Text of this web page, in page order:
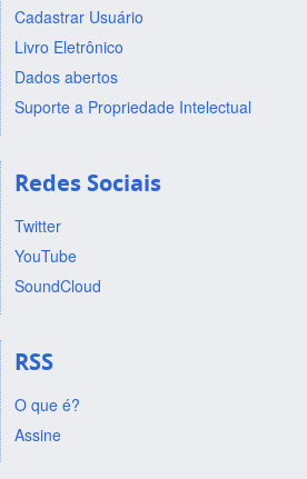
Cadastrar Usuário
Livro Eletrônico
Dados abertos
Suporte a Propriedade Intelectual
Redes Sociais
Twitter
YouTube
SoundCloud
RSS
O que é?
Assine